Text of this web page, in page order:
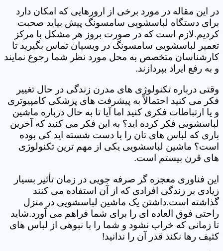
در این مقاله در مورد برخی از ارورهایی که امکان دارد
برای دستگاه لباسشویی سامسونگ پیش بیاید صحبت
کردیم.لازم است که در صورت بروز هر مشکل با مرکز
تعمیر لباسشویی سامسونگ در ویسیان تماس بگیرید تا
کارشناسان متخصص به محل مورد نظر شما رجوع نمایند
و به رفع ایراد بپردازند.
وقتی درباره تکنولوژی های مدرن زندگی در حال تغییر
فکر می کنید احتمالاً به پیشرفت های پزشکی کامپیوتری
و یا ارتباطات فکری کنید اما آیا تا به حال درباره ماشین
لباسشویی فکر کرده اید؟ به این فکر می کنید که آخرین
باری که لباس های تان را با دست شسته اید کی بوده
است؟ ماشین لباسشویی یکی از مهم ترین تکنولوژی
های قرن بیستم است.
این فناوری معجزه گر صرفه جویی در زمان تأثیر بسیار
زیادی بر زندگی افرادی که از آن استفاده می کنند
گذاشته است.داشتن یک ماشین لباسشویی در منزل
راحتی فوق العاده ای را برای شما فراهم می آورد.شاید
تا زمانی که خراب نشود و شما را با نبوهی از لباس های
کثیف رها نکند قدر آن را ندانید!